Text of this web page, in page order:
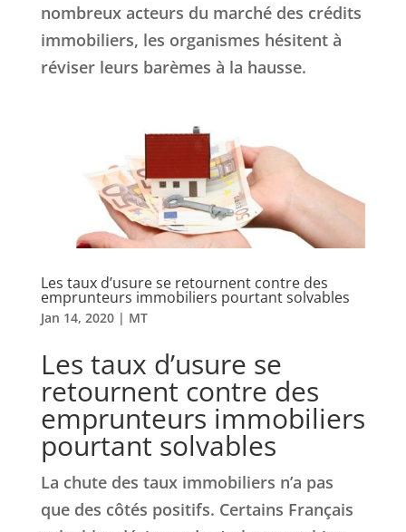
nombreux acteurs du marché des crédits
immobiliers, les organismes hésitent à
réviser leurs barèmes à la hausse.
Les taux d’usure se retournent contre des
emprunteurs immobiliers pourtant solvables
Jan 14, 2020| MT
Les taux d’usure se
retournent contre des
emprunteurs immobiliers
pourtant solvables
La chute des taux immobiliers n’a pas
que des côtés positifs. Certains Français